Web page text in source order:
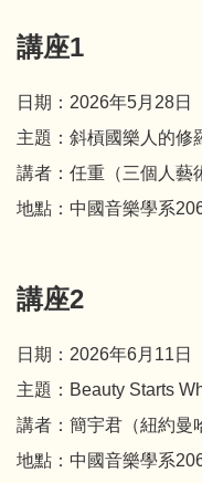
講座1
日期：2026年5月28日
主題：斜槓國樂人的修
講者：任重（三個人藝
地點：中國音樂學系
講座2
日期：2026年6月11日
主題：Beauty Starts
講者：簡宇君（紐約曼
地點：中國音樂學系